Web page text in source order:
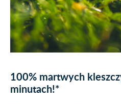
100% martwych
minutach!*